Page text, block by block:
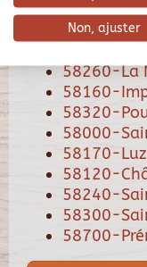
58180-
58500-
58260-La
58160-
58320-
58000-
58170-
58120-
58240-
58300-
58700-
Non, ajuster